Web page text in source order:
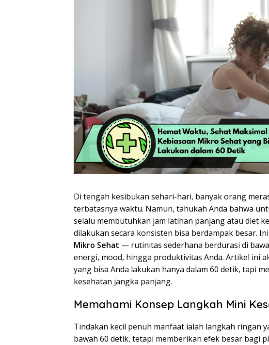
Di tengah kesibukan sehari-hari, banyak orang
terbatasnya waktu. Namun, tahukah Anda bahwa
selalu membutuhkan jam latihan panjang atau diet
dilakukan secara konsisten bisa berdampak besar.
Mikro Sehat — rutinitas sederhana berdurasi di
energi, mood, hingga produktivitas Anda. Artikel ini
yang bisa Anda lakukan hanya dalam 60 detik, tapi
kesehatan jangka panjang.
Memahami Konsep Langkah Mini
Tindakan kecil penuh manfaat ialah langkah ringan
bawah 60 detik, tetapi memberikan efek besar bagi